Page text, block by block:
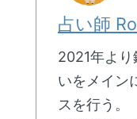
占い師
2021年より
いをメイン
スを行う。